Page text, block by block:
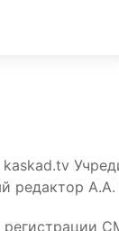
kaskad.tv
редактор
регистрации